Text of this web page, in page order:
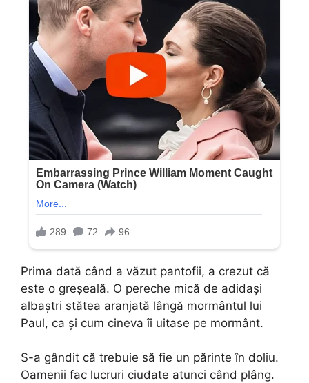
Prima dată când a văzut pantofii, a crezut că
este o greșeală. O pereche mică de adidași
albaștri stătea aranjată lângă mormântul lui
Paul, ca și cum cineva îi uitase pe mormânt.
S-a gândit că trebuie să fie un părinte în doliu.
Oamenii fac lucruri ciudate atunci când plâng.